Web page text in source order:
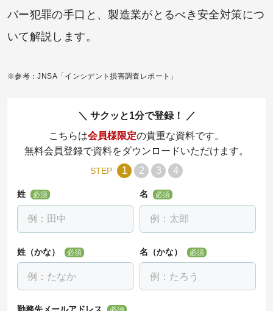
バー犯罪の手口と、製造業がとるべき安全対策につ
いて解説します。
※参考：JNSA「インシデント損害調査レポート」
サクッと1分で登録！
こちらは会員様限定の貴重な資料です。
無料会員登録で資料をダウンロードいただけます。
STEP 1 2 3 4
姓 必須 名 必須
姓（かな） 必須 名（かな） 必須